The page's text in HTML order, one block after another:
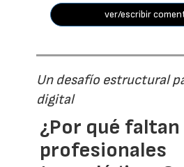
ver/escribir
Un desafío estructural
digital
¿Por qué faltan
profesionales